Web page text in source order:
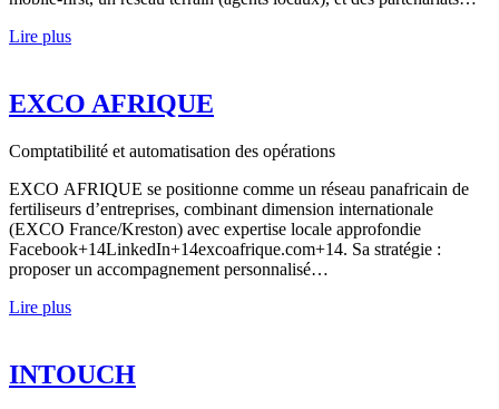
Lire plus
EXCO AFRIQUE
Comptatibilité et automatisation des opérations
EXCO AFRIQUE se positionne comme un réseau panafricain de
fertiliseurs d’entreprises, combinant dimension internationale
(EXCO France/Kreston) avec expertise locale approfondie
Facebook+14LinkedIn+14excoafrique.com+14. Sa stratégie :
proposer un accompagnement personnalisé…
Lire plus
INTOUCH